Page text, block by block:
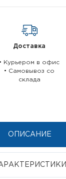
Доставка
• Курьером в офис
• Самовывоз со
склада
ОПИСАНИЕ